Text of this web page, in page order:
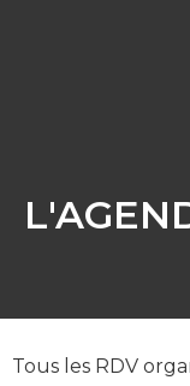
Tous les RDV